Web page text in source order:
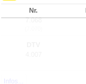
Nr.
7.068
Infos...